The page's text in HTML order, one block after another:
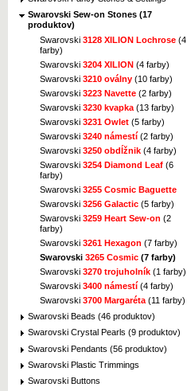
Swarovski Sew-on Stones (17
produktov)
Swarovski 3128 XILION Lochrose (4
farby)
Swarovski 3204 XILION (4 farby)
Swarovski 3210 oválny (10 farby)
Swarovski 3223 Navette (2 farby)
Swarovski 3230 kvapka (13 farby)
Swarovski 3231 Owlet (5 farby)
Swarovski 3240 námestí (2 farby)
Swarovski 3250 obdĺžnik (4 farby)
Swarovski 3254 Diamond Leaf (6
farby)
Swarovski 3255 Cosmic Baguette
Swarovski 3256 Galactic (5 farby)
Swarovski 3259 Heart Sew-on (2
farby)
Swarovski 3261 Hexagon (7 farby)
Swarovski 3265 Cosmic (7 farby)
Swarovski 3270 trojuholník (1 farby)
Swarovski 3400 námestí (4 farby)
Swarovski 3700 Margaréta (11 farby)
Swarovski Beads (46 produktov)
Swarovski Crystal Pearls (9 produktov)
Swarovski Pendants (56 produktov)
Swarovski Plastic Trimmings
Swarovski Buttons